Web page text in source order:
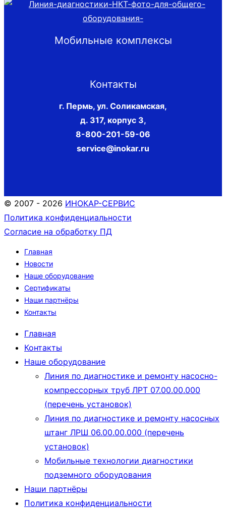
Мобильные комплексы
Контакты
г. Пермь, ул. Соликамская,
д. 317, корпус 3,
8-800-201-59-06
service@inokar.ru
© 2007 - 2026 ИНОКАР-СЕРВИС
Политика конфиденциальности
Согласие на обработку ПД
Главная
Новости
Наше оборудование
Сертификаты
Наши партнёры
Контакты
Главная
Контакты
Наше оборудование
Линия по диагностике и ремонту насосно-
компрессорных труб ЛРТ 07.00.00.000
(перечень установок)
Линия по диагностике и ремонту насосных
штанг ЛРШ 06.00.00.000 (перечень
установок)
Мобильные технологии диагностики
подземного оборудования
Наши партнёры
Политика конфиденциальности